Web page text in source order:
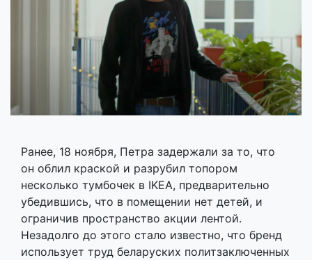
Ранее, 18 ноября, Петра задержали за то, что
он облил краской и разрубил топором
несколько тумбочек в IKEA, предварительно
убедившись, что в помещении нет детей, и
ограничив пространство акции лентой.
Незадолго до этого стало известно, что бренд
использует труд беларуских политзаключенных